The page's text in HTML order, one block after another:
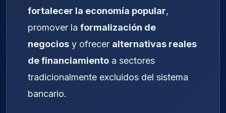
fortalecer la economía popular,
promover la formalización de
negocios y ofrecer alternativas reales
de financiamiento a sectores
tradicionalmente excluidos del sistema
bancario.